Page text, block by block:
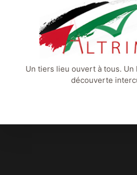
Un tiers lieu ouvert à tous.
découverte